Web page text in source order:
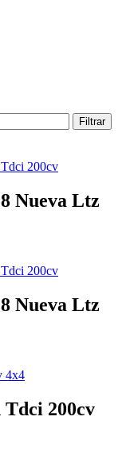
Filtrar
Nueva Ltz
Nueva Ltz
Tdci 200cv